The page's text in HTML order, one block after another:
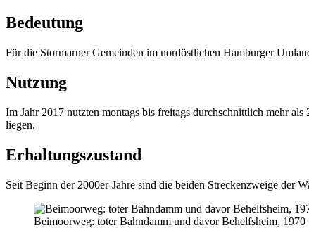
Bedeutung
Für die Stormarner Gemeinden im nordöstlichen Hamburger
Nutzung
Im Jahr 2017 nutzten montags bis freitags durchschnittlich mehr
liegen.
Erhaltungszustand
Seit Beginn der 2000er-Jahre sind die beiden Streckenzweige der
Beimoorweg: toter Bahndamm und davor Behelfsheim, 1970